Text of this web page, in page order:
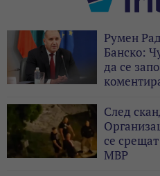
Румен
Банско:
да се
След
се
МВР